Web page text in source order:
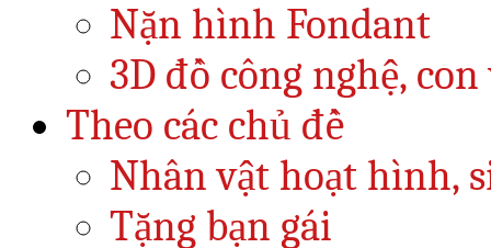
Nặn hình Fondant
3D đồ công nghệ,
Theo các chủ đề
Nhân vật hoạt hình,
Tặng bạn gái